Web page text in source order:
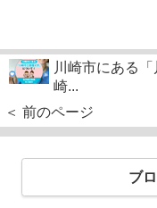
川崎市にある「
崎...
＜ 前のページ
ブ